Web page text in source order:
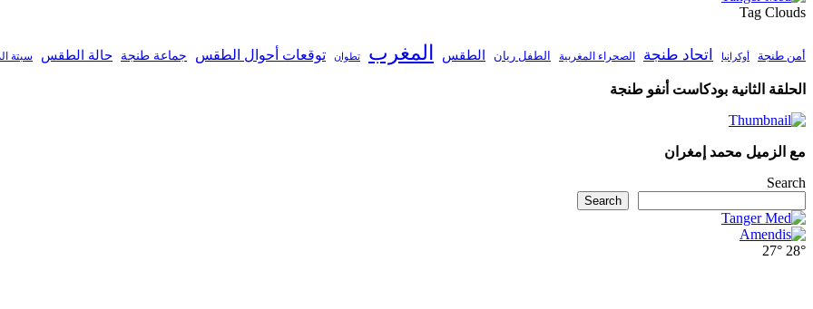
Tag Clouds
أمن طنجة أوكرانيا اتحاد طنجة الصحراء المغربية الطفل ريان الطقس المغرب تطوان توقعات أحوال الطقس جماعة طنجة حالة الطقس سبتة
الحلقة الثانية بودكاست أنفو طنجة
مع الزميل محمد إمغران
Search
Search
28°
27°